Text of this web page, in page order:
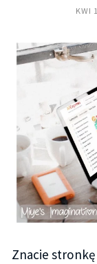
KWI
Znacie